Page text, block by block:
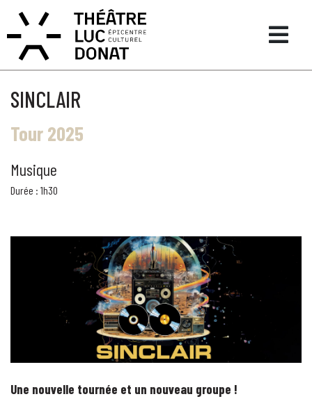
SINCLAIR
Tour 2025
Musique
Durée : 1h30
Une nouvelle tournée et un nouveau groupe !